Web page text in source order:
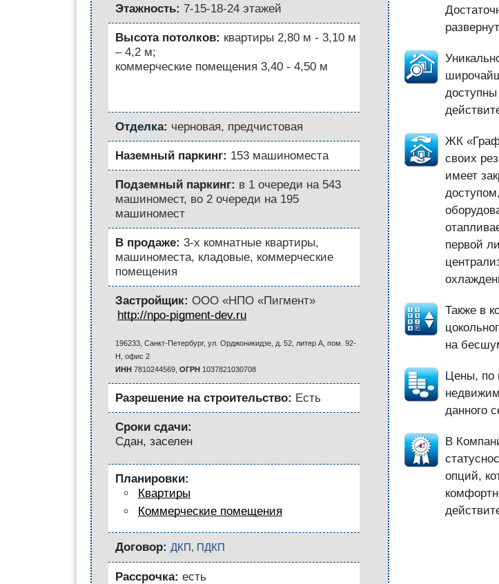
Этажность: 7-15-18-24 этажей
Высота потолков: квартиры 2,80 м - 3,10 м
– 4,2 м;
коммерческие помещения 3,40 - 4,50 м
Отделка: черновая, предчистовая
Наземный паркинг: 153 машиноместа
Подземный паркинг: в 1 очереди на 543
машиномест, во 2 очереди на 195
машиномест
В продаже: 3-х комнатные квартиры,
машиноместа, кладовые, коммерческие
помещения
Застройщик: ООО «НПО «Пигмент»
http://npo-pigment-dev.ru
196233, Санкт-Петербург, ул. Орджоникидзе, д. 52, литер А, пом. 92-
Н, офис 2
ИНН 7810244569, ОГРН 1037821030708
Разрешение на строительство: Есть
Сроки сдачи:
Сдан, заселен
Планировки:
Квартиры
Коммерческие помещения
Договор: ДКП, ПДКП
Рассрочка: есть
ЖК «Граф
своих
имеет
первой
Также в
на
Цены, по
данного
В
опций,